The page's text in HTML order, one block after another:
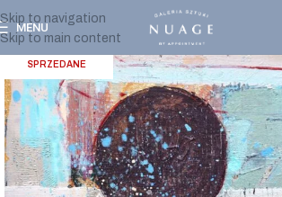
Skip to navigation
Skip to main content
MENU
SPRZEDANE